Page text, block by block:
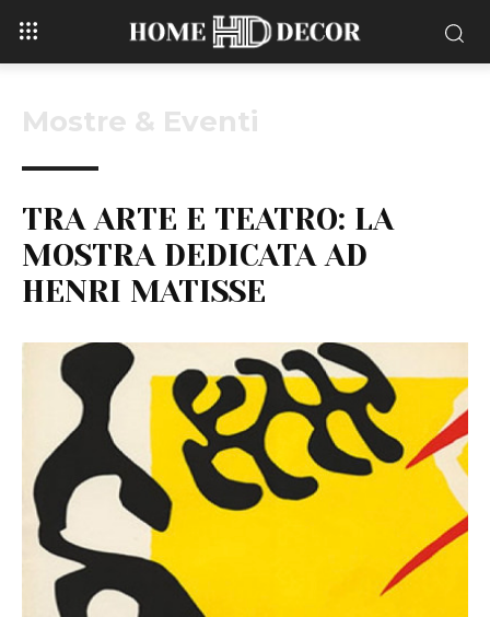
Mostre & Eventi
TRA ARTE E TEATRO: LA
MOSTRA DEDICATA AD
HENRI MATISSE